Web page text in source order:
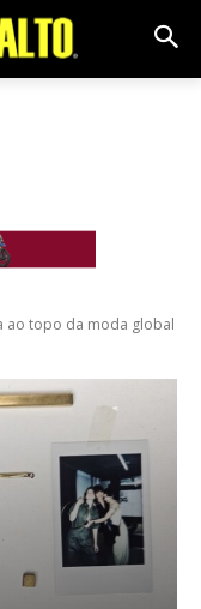
ao topo da moda global